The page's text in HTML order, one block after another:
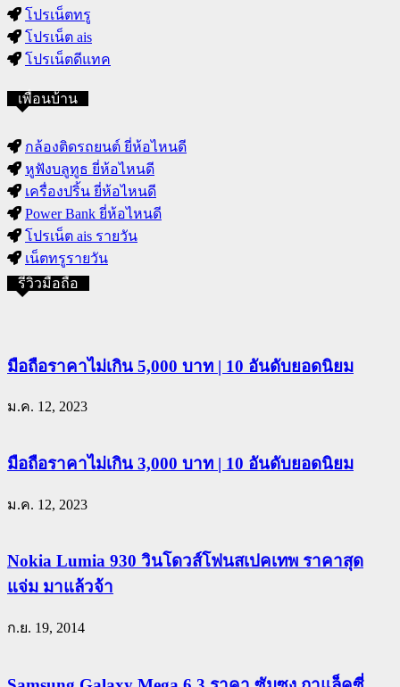
โปรเน็ตทรู
โปรเน็ต ais
โปรเน็ตดีแทค
เพื่อนบ้าน
กล้องติดรถยนต์ ยี่ห้อไหนดี
หูฟังบลูทูธ ยี่ห้อไหนดี
เครื่องปริ้น ยี่ห้อไหนดี
Power Bank ยี่ห้อไหนดี
โปรเน็ต ais รายวัน
เน็ตทรูรายวัน
รีวิวมือถือ
มือถือราคาไม่เกิน 5,000 บาท | 10 อันดับยอดนิยม
ม.ค. 12, 2023
มือถือราคาไม่เกิน 3,000 บาท | 10 อันดับยอดนิยม
ม.ค. 12, 2023
Nokia Lumia 930 วินโดวส์โฟนสเปคเทพ ราคาสุด
แจ่ม มาแล้วจ้า
ก.ย. 19, 2014